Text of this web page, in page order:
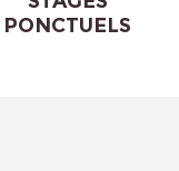
PONCTUELS